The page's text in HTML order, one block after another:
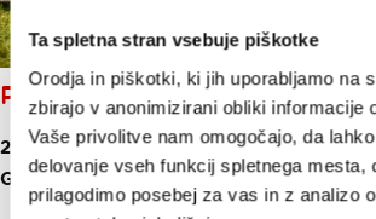
Ta spletna stran vsebuje piškotke
Orodja in piškotki, ki jih uporabljamo na
zbirajo v anonimizirani obliki informacije
Vaše privolitve nam omogočajo, da
delovanje vseh funkcij spletnega mesta,
prilagodimo posebej za vas in z analizo
PIKNIK MED GRAJSKIMI
26. 9. 2026, 15:00-17:00
GRAJSKA PLANOTA 1